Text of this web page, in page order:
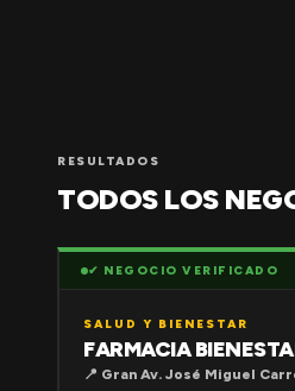
RESULTADOS
TODOS LOS
✔ NEGOCIO VERIFICADO
SALUD Y BIENESTAR
FARMACIA
📍 Gran Av. José Miguel